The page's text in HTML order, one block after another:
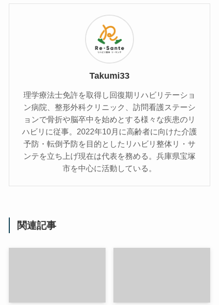
Takumi33
理学療法士免許を取得し回復期リハビリテーショ
ン病院、整形外科クリニック、訪問看護ステーシ
ョンで骨折や脳卒中を始めとする様々な疾患のリ
ハビリに従事。2022年10月に高齢者に向けた介護
予防・転倒予防を目的としたリハビリ整体リ・サ
ンテを立ち上げ現在は代表を務める。兵庫県宝塚
市を中心に活動している。
関連記事